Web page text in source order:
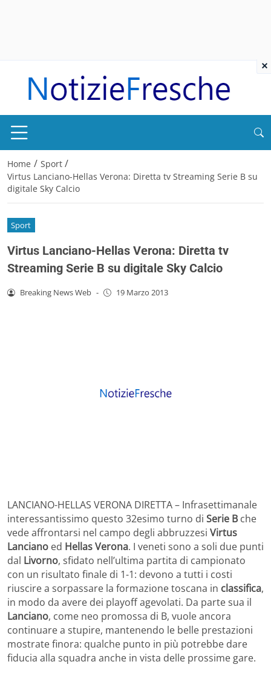
Home / Sport /
Virtus Lanciano-Hellas Verona: Diretta tv Streaming Serie B su
digitale Sky Calcio
Sport
Virtus Lanciano-Hellas Verona: Diretta tv
Streaming Serie B su digitale Sky Calcio
Breaking News Web - 19 Marzo 2013
LANCIANO-HELLAS VERONA DIRETTA – Infrasettimanale
interessantissimo questo 32esimo turno di Serie B che
vede affrontarsi nel campo degli abbruzzesi Virtus
Lanciano ed Hellas Verona. I veneti sono a soli due punti
dal Livorno, sfidato nell’ultima partita di campionato
con un risultato finale di 1-1: devono a tutti i costi
riuscire a sorpassare la formazione toscana in classifica,
in modo da avere dei playoff agevolati. Da parte sua il
Lanciano, come neo promossa di B, vuole ancora
continuare a stupire, mantenendo le belle prestazioni
mostrate finora: qualche punto in più potrebbe dare
fiducia alla squadra anche in vista delle prossime gare.
×